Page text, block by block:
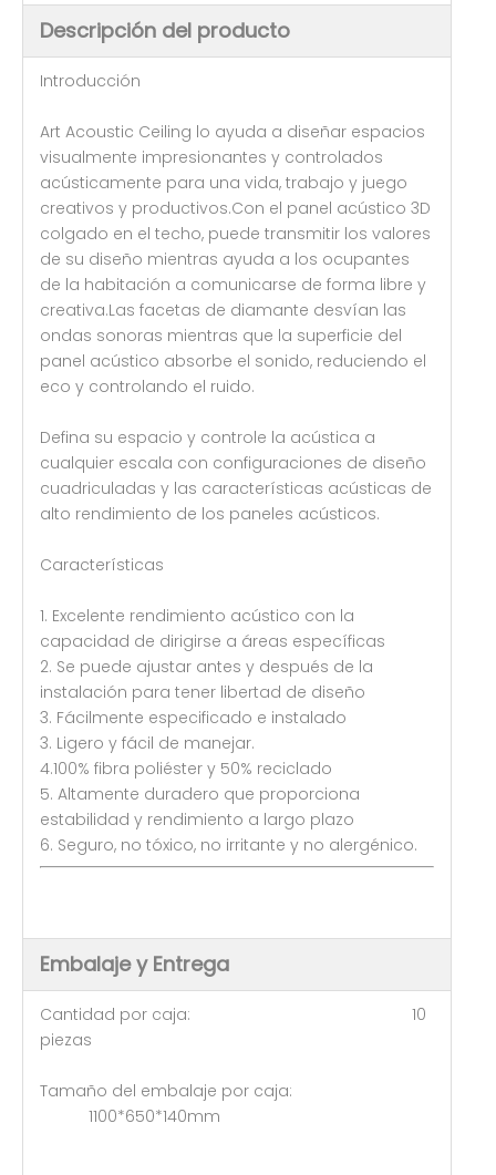
Descripción del producto
Introducción
Art Acoustic Ceiling lo ayuda a diseñar espacios
visualmente impresionantes y controlados
acústicamente para una vida, trabajo y juego
creativos y productivos.Con el panel acústico 3D
colgado en el techo, puede transmitir los valores
de su diseño mientras ayuda a los ocupantes
de la habitación a comunicarse de forma libre y
creativa.Las facetas de diamante desvían las
ondas sonoras mientras que la superficie del
panel acústico absorbe el sonido, reduciendo el
eco y controlando el ruido.
Defina su espacio y controle la acústica a
cualquier escala con configuraciones de diseño
cuadriculadas y las características acústicas de
alto rendimiento de los paneles acústicos.
Características
1. Excelente rendimiento acústico con la
capacidad de dirigirse a áreas específicas
2. Se puede ajustar antes y después de la
instalación para tener libertad de diseño
3. Fácilmente especificado e instalado
3. Ligero y fácil de manejar.
4.100% fibra poliéster y 50% reciclado
5. Altamente duradero que proporciona
estabilidad y rendimiento a largo plazo
6. Seguro, no tóxico, no irritante y no alergénico.
Embalaje y Entrega
Cantidad por caja: 10
piezas
Tamaño del embalaje por caja:
1100*650*140mm